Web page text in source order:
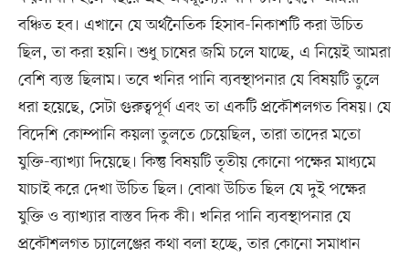
বঞ্চিত হব। এখানে যে অর্থনৈতিক হিসাব-নিকাশটি করা উচিত
ছিল, তা করা হয়নি। শুধু চাষের জমি চলে যাচ্ছে, এ নিয়েই আমরা
বেশি ব্যস্ত ছিলাম। তবে খনির পানি ব্যবস্থাপনার যে বিষয়টি তুলে
ধরা হয়েছে, সেটা গুরুত্বপূর্ণ এবং তা একটি প্রকৌশলগত বিষয়। যে
বিদেশি কোম্পানি কয়লা তুলতে চেয়েছিল, তারা তাদের মতো
যুক্তি-ব্যাখ্যা দিয়েছে। কিন্তু বিষয়টি তৃতীয় কোনো পক্ষের মাধ্যমে
যাচাই করে দেখা উচিত ছিল। বোঝা উচিত ছিল যে দুই পক্ষের
যুক্তি ও ব্যাখ্যার বাস্তব দিক কী। খনির পানি ব্যবস্থাপনার যে
প্রকৌশলগত চ্যালেঞ্জের কথা বলা হচ্ছে, তার কোনো সমাধান